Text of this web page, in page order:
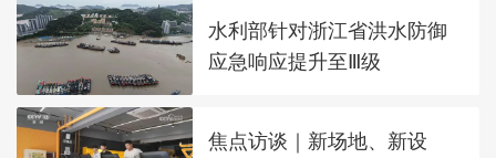
水利部针对浙江省洪水防御
应急响应提升至Ⅲ级
焦点访谈｜新场地、新设